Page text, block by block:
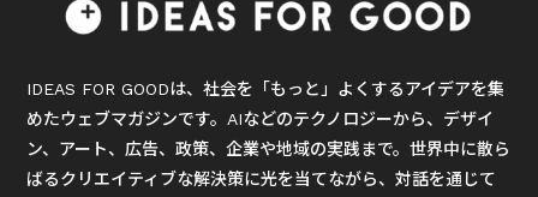
IDEAS FOR GOODは、社会を「もっと」よくするアイデアを集
めたウェブマガジンです。AIなどのテクノロジーから、デザイ
ン、アート、広告、政策、企業や地域の実践まで。世界中に散ら
ばるクリエイティブな解決策に光を当てながら、対話を通じて